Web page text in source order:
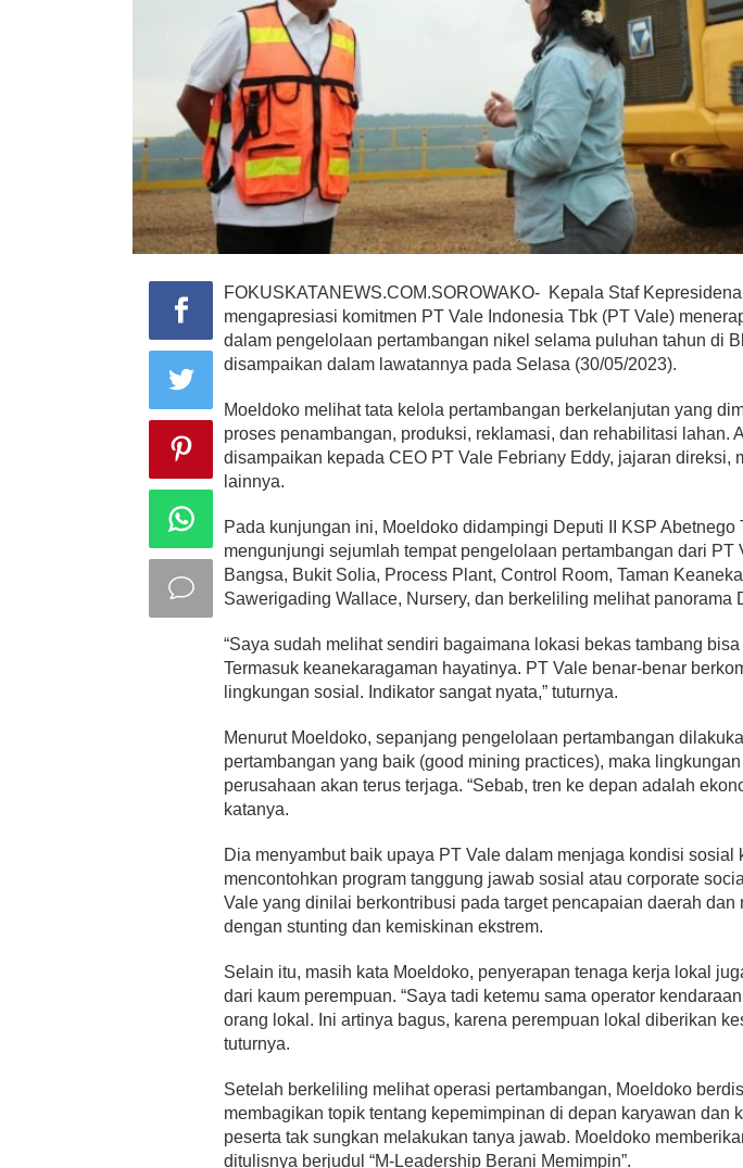
FOKUSKATANEWS.COM.SOROWAKO- Kepala Staf
mengapresiasi komitmen PT Vale Indonesia Tbk (PT Vale)
dalam pengelolaan pertambangan nikel selama puluhan tahun di
disampaikan dalam lawatannya pada Selasa (30/05/2023).
Moeldoko melihat tata kelola pertambangan berkelanjutan yang
proses penambangan, produksi, reklamasi, dan rehabilitasi lahan.
disampaikan kepada CEO PT Vale Febriany Eddy, jajaran direksi,
lainnya.
Pada kunjungan ini, Moeldoko didampingi Deputi II KSP Abetnego
mengunjungi sejumlah tempat pengelolaan pertambangan dari PT
Bangsa, Bukit Solia, Process Plant, Control Room, Taman
Sawerigading Wallace, Nursery, dan berkeliling melihat panorama
“Saya sudah melihat sendiri bagaimana lokasi bekas tambang
Termasuk keanekaragaman hayatinya. PT Vale benar-benar
lingkungan sosial. Indikator sangat nyata,” tuturnya.
Menurut Moeldoko, sepanjang pengelolaan pertambangan
pertambangan yang baik (good mining practices), maka
perusahaan akan terus terjaga. “Sebab, tren ke depan adalah
katanya.
Dia menyambut baik upaya PT Vale dalam menjaga kondisi sosial
mencontohkan program tanggung jawab sosial atau corporate
Vale yang dinilai berkontribusi pada target pencapaian daerah dan
dengan stunting dan kemiskinan ekstrem.
Selain itu, masih kata Moeldoko, penyerapan tenaga kerja lokal
dari kaum perempuan. “Saya tadi ketemu sama operator
orang lokal. Ini artinya bagus, karena perempuan lokal diberikan
tuturnya.
Setelah berkeliling melihat operasi pertambangan, Moeldoko
membagikan topik tentang kepemimpinan di depan karyawan dan
peserta tak sungkan melakukan tanya jawab. Moeldoko
ditulisnya berjudul “M-Leadership Berani Memimpin”.